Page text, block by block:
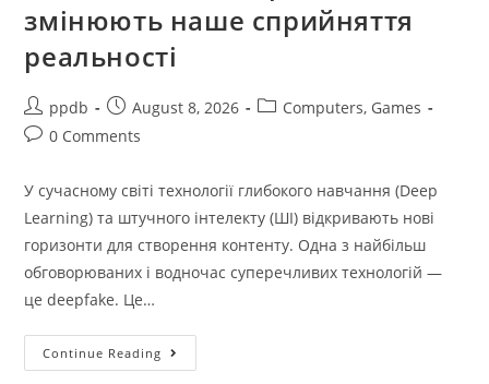
змінюють наше сприйняття
реальності
Post
author:
ppdb
Post
published:
August 8, 2026
PostComputers, Games
Post0 Comments
У сучасному світі технології глибокого навчання (Deep
Learning) та штучного інтелекту (ШІ) відкривають нові
горизонти для створення контенту. Одна з найбільш
обговорюваних і водночас суперечливих технологій —
це deepfake. Це…
Continue Reading Як
Технології